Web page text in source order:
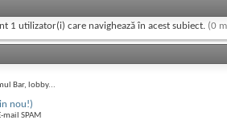
1 utilizator(i) care navighează în acest subiect. (0
Bar, lobby...
nou!)
SPAM